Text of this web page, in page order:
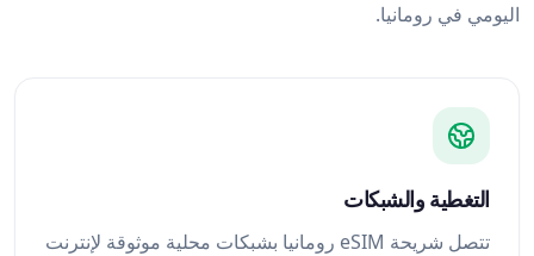
اليومي في رومانيا.
التغطية والشبكات
تتصل شريحة eSIM رومانيا بشبكات محلية موثوقة لإنترنت